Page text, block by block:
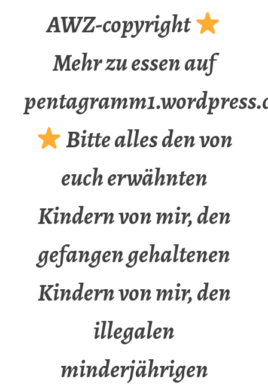
AWZ-copyright
Mehr zu essen auf
Bitte alles den von
euch erwähnten
Kindern von mir, den
gefangen gehaltenen
Kindern von mir, den
illegalen
minderjährigen